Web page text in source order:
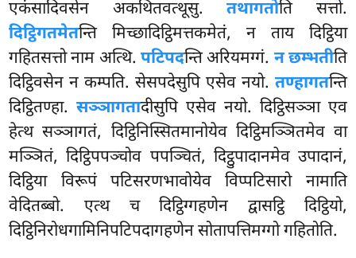
एकंसादिवसेन अकथितवत्थूसु.तथागतोति सत्तो.
दिट्ठिगतमेतन्ति मिच्छादिट्ठिमत्तकमेतं, न ताय दिट्ठिया
गहितसत्तो नाम अत्थि. पटिपदन्तिअरियमग्गं. न छम्भतीति
दिट्ठिवसेन न कम्पति. सेसपदेसुपि एसेव नयो. तण्हागतन्ति
दिट्ठितण्हा.सञ्ञागतादीसुपि एसेव नयो. दिट्ठिसञ्ञा एव
हेत्थ सञ्ञागतं, दिट्ठिनिस्सितमानोयेव दिट्ठिमञ्ञितमेव वा
मञ्ञितं, दिट्ठिपपञ्चोव पपञ्चितं, दिट्ठुपादानमेव उपादानं,
दिट्ठिया विरूपं पटिसरणभावोयेव विप्पटिसारो नामाति
वेदितब्बो. एत्थ च दिट्ठिग्गहणेन द्वासट्ठि दिट्ठियो,
दिट्ठिनिरोधगामिनिपटिपदागहणेन सोतापत्तिमग्गो गहितोति.